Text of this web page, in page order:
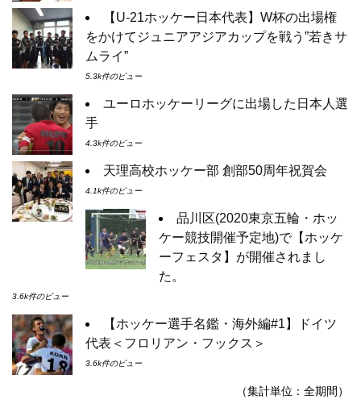
【U-21ホッケー日本代表】W杯の出場権
をかけてジュニアアジアカップを戦う”若きサ
ムライ”
5.3k件のビュー
ユーロホッケーリーグに出場した日本人選
手
4.3k件のビュー
天理高校ホッケー部 創部50周年祝賀会
4.1k件のビュー
品川区(2020東京五輪・ホッ
ケー競技開催予定地)で【ホッケ
ーフェスタ】が開催されまし
た。
3.6k件のビュー
【ホッケー選手名鑑・海外編#1】ドイツ
代表＜フロリアン・フックス＞
3.6k件のビュー
（集計単位：全期間）